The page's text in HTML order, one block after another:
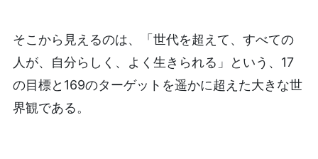
そこから見えるのは、「世代を超えて、すべての
人が、自分らしく、よく生きられる」という、17
の目標と169のターゲットを遥かに超えた大きな世
界観である。